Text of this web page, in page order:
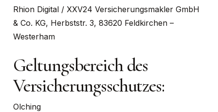
Rhion Digital / XXV24 Versicherungsmakler GmbH
& Co. KG, Herbststr. 3, 83620 Feldkirchen –
Westerham
Geltungsbereich des
Versicherungsschutzes:
Olching